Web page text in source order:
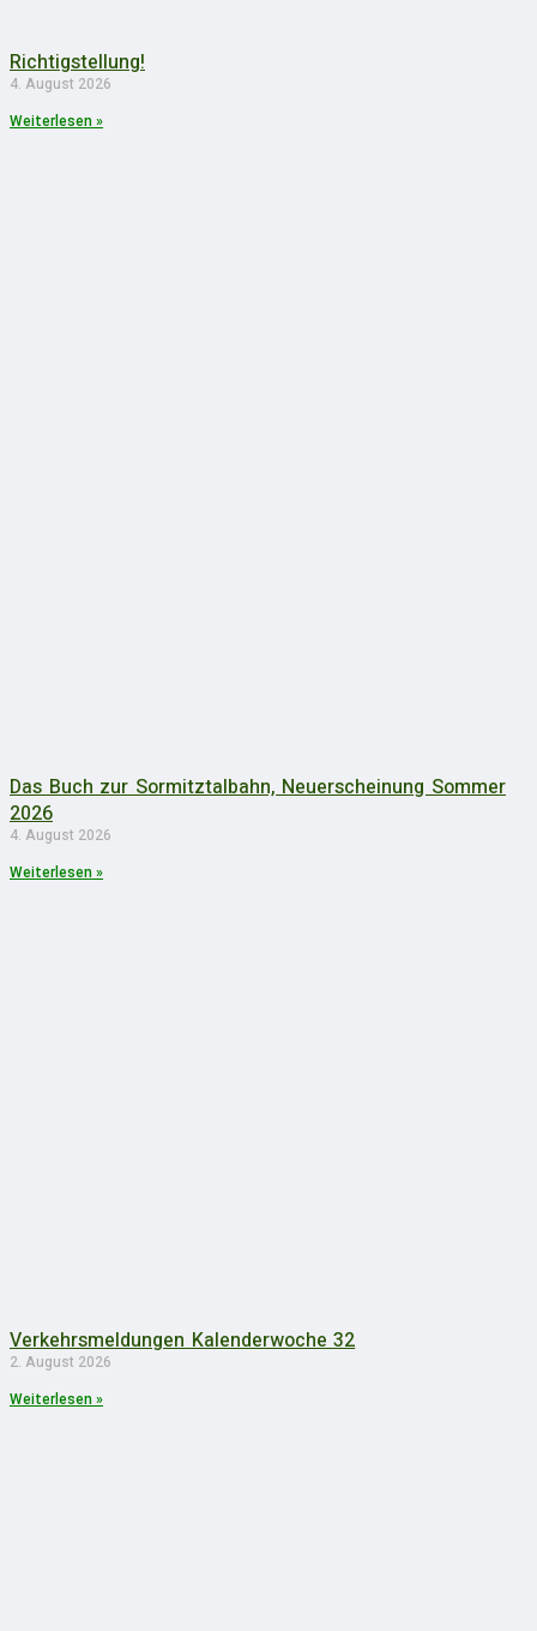
Richtigstellung!
4. August 2026
Weiterlesen »
Das Buch zur Sormitztalbahn, Neuerscheinung Sommer
2026
4. August 2026
Weiterlesen »
Verkehrsmeldungen Kalenderwoche 32
2. August 2026
Weiterlesen »